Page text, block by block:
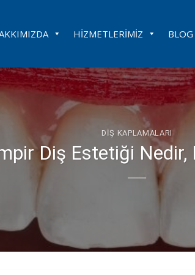
HIZMETLERIMIZ BLOG
DIŞ KAPLAMALARI
Diş Estetiği Nedir,